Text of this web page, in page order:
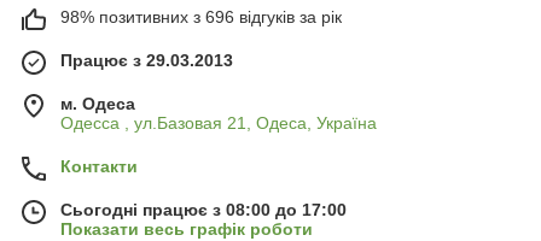
98% позитивних з 696 відгуків за рік
Працює з 29.03.2013
м. Одеса
Одесса , ул.Базовая 21, Одеса, Україна
Контакти
Сьогодні працює з 08:00 до 17:00
Показати весь графік роботи